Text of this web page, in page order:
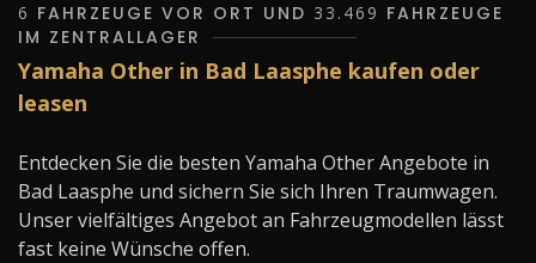
6 FAHRZEUGE VOR ORT UND 33.469 FAHRZEUGE
IM ZENTRALLAGER
Yamaha Other in Bad Laasphe kaufen oder
leasen
Entdecken Sie die besten Yamaha Other Angebote in
Bad Laasphe und sichern Sie sich Ihren Traumwagen.
Unser vielfältiges Angebot an Fahrzeugmodellen lässt
fast keine Wünsche offen.